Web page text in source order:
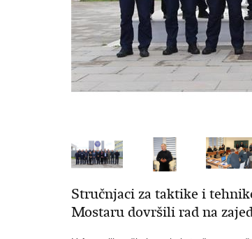
Stručnjaci za taktike i
Mostaru dovršili rad na